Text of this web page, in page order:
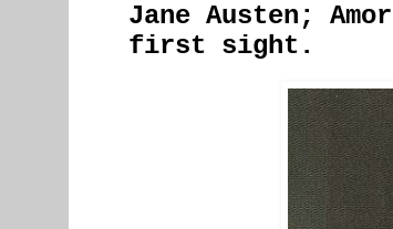
Jane Austen;
first sight.